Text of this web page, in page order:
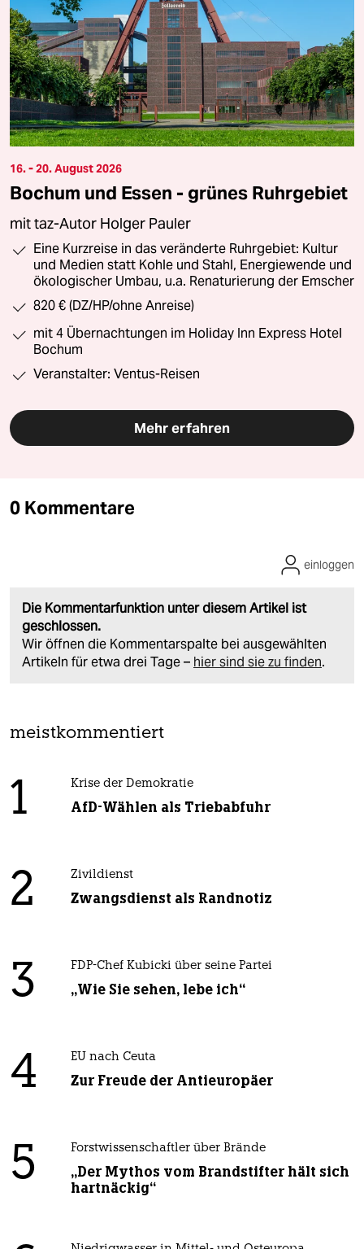
16. - 20. August 2026
Bochum und Essen - grünes Ruhrgebiet
mit taz-Autor Holger Pauler
Eine Kurzreise in das veränderte Ruhrgebiet: Kultur
und Medien statt Kohle und Stahl, Energiewende und
ökologischer Umbau, u.a. Renaturierung der Emscher
820 € (DZ/HP/ohne Anreise)
mit 4 Übernachtungen im Holiday Inn Express Hotel
Bochum
Veranstalter: Ventus-Reisen
Mehr erfahren
0 Kommentare
Die Kommentarfunktion unter diesem Artikel ist
geschlossen.
Wir öffnen die Kommentarspalte bei ausgewählten
Artikeln für etwa drei Tage – hier sind sie zu finden.
einloggen
meistkommentiert
1 Krise der Demokratie
AfD-Wählen als Triebabfuhr
2 Zivildienst
Zwangsdienst als Randnotiz
3 FDP-Chef Kubicki über seine Partei
„Wie Sie sehen, lebe ich“
4 EU nach Ceuta
Zur Freude der Antieuropäer
5 Forstwissenschaftler über Brände
„Der Mythos vom Brandstifter hält sich
hartnäckig“